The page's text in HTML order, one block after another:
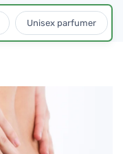
Unisex parfumer